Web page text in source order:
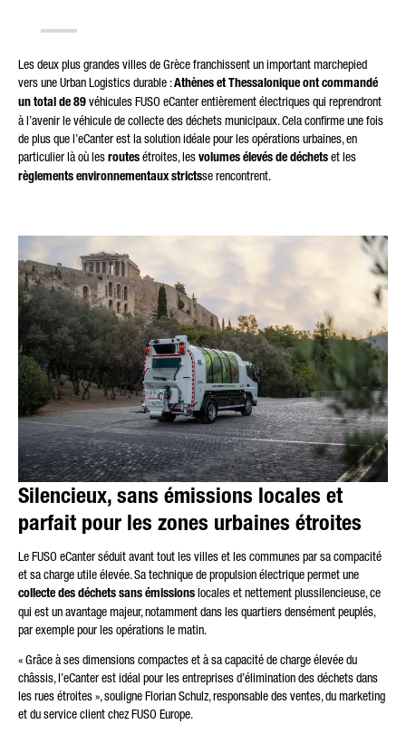
VOTRE MESSAGE (FACULTATIF)
* Le champ est obligatoire
Nous traiterons, enregistrerons et utiliserons vos données
avec soin, conformément aux dispositions légales sur la
protection des données et selon votre accord, uniquement
dans le but de traiter votre demande. Vous trouverez plus de
détails sur le traitement de vos données personnelles par
Daimler Truck AG ainsi que des informations détaillées sur vos
droits en ligne dans les informations sur laprotection des
données.
Friendly Captcha
Les deux plus grandes villes de Grèce franchissent un important marchepied
vers une Urban Logistics durable :Athènes et Thessalonique ont commandé
un total de 89véhicules FUSO eCanter entièrement électriques qui reprendront
à l’avenir le véhicule de collecte des déchets municipaux. Cela confirme une fois
de plus que l’eCanter est la solution idéale pour les opérations urbaines, en
particulier là où lesroutesétroites, lesvolumes élevés de déchetset les
règlements environnementaux strictsse rencontrent.
Silencieux, sans émissions locales et
parfait pour les zones urbaines étroites
Le FUSO eCanter séduit avant tout les villes et les communes par sa compacité
et sa charge utile élevée. Sa technique de propulsion électrique permet une
collecte des déchets sans émissionslocales et nettement plussilencieuse, ce
qui est un avantage majeur, notamment dans les quartiers densément peuplés,
par exemple pour les opérations le matin.
« Grâce à ses dimensions compactes et à sa capacité de charge élevée du
châssis, l’eCanter est idéal pour les entreprises d’élimination des déchets dans
les rues étroites », souligne Florian Schulz, responsable des ventes, du marketing
et du service client chez FUSO Europe.